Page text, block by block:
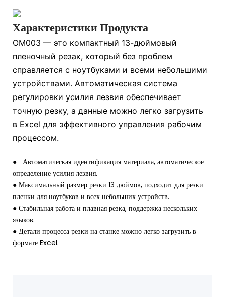
Характеристики Продукта
OM003 — это компактный 13-дюймовый
пленочный резак, который без проблем
справляется с ноутбуками и всеми небольшими
устройствами. Автоматическая система
регулировки усилия лезвия обеспечивает
точную резку, а данные можно легко загрузить
в Excel для эффективного управления рабочим
процессом.
● Автоматическая идентификация материала, автоматическое
определение усилия лезвия.
● Максимальный размер резки 13 дюймов, подходит для резки
пленки для ноутбуков и всех небольших устройств.
● Стабильная работа и плавная резка, поддержка нескольких
языков.
● Детали процесса резки на станке можно легко загрузить в
формате Excel.